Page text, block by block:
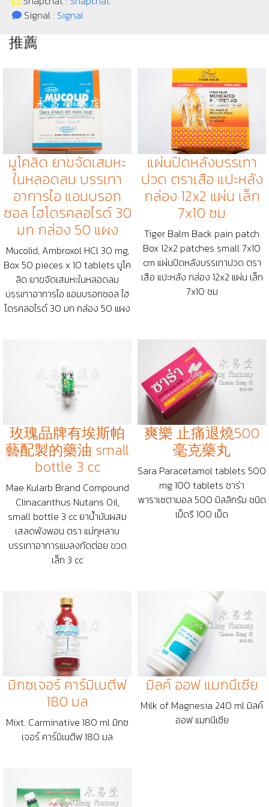
Signal : Signal
推薦
มูโคลิด ยาขจัดเสมหะ
ในหลอดลม บรรเทา
อาการไอ แอมบรอก
ซอล ไฮโดรคลอไรด์ 30
มก กล่อง 50 แผง
Mucolid, Ambroxol HCl 30 mg,
Box 50 pieces x 10 tablets มูโค
ลิด ยาขจัดเสมหะในหลอดลม
บรรเทาอาการไอ แอมบรอกซอล ไฮ
โดรคลอไรด์ 30 มก กล่อง 50 แผง
แผ่นปิดหลังบรรเทา
ปวด ตราเสือ แปะหลัง
กล่อง 12x2 แผ่น เล็ก
7x10 ซม
Tiger Balm Back pain patch
Box 12x2 patches small 7x10
cm แผ่นปิดหลังบรรเทาปวด ตรา
เสือ แปะหลัง กล่อง 12x2 แผ่น เล็ก
7x10 ซม
玫瑰品牌有埃斯帕
藝配製的藥油 small
bottle 3 cc
Mae Kularb Brand Compound
Clinacanthus Nutans Oil,
small bottle 3 cc ยาน้ำมันผสม
เสลดพังพอน ตรา แม่กุหลาบ
บรรเทาอาการแมลงกัดต่อย ขวด
เล็ก 3 cc
爽樂 止痛退燒500
毫克藥丸
Sara Paracetamol tablets 500
mg 100 tablets ซาร่า
พาราเซตามอล 500 มิลลิกรัม ชนิด
เม็ดรี 100 เม็ด
มิกซเจอร์ คาร์มิเนตีฟ
180 มล
Mixt. Carminative 180 ml มิกซ
เจอร์ คาร์มิเนตีฟ 180 มล
มิลค์ ออฟ แมกนีเซีย
Milk of Magnesia 240 ml มิลค์
ออฟ แมกนีเซีย